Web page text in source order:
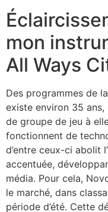
mon
All Ways
Des programmes de
existe environ 35
de groupe de jeu à
fonctionnent de
d’entre ceux-ci abolit
accentuée,
média. Pour cela,
le marché, dans
période d’été. Cette